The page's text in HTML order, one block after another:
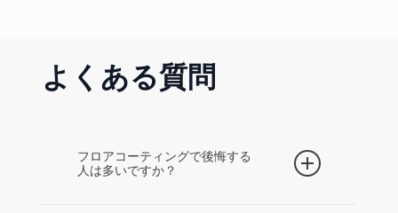
よくある質問
フロアコーティングで後悔する
人は多いですか？